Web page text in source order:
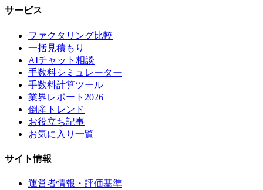
サービス
ファクタリング比較
一括見積もり
AIチャット相談
手数料シミュレーター
手数料計算ツール
業界レポート2026
倒産トレンド
お役立ち記事
お気に入り一覧
サイト情報
運営者情報・評価基準